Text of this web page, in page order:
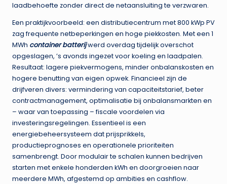
laadbehoefte zonder direct de netaansluiting te verzwaren.
Een praktijkvoorbeeld: een distributiecentrum met 800 kWp PV
zag frequente netbeperkingen en hoge piekkosten. Met een 1
MWh container batterijwerd overdag tijdelijk overschot
opgeslagen, ’s avonds ingezet voor koeling en laadpalen.
Resultaat: lagere piekvermogens, minder onbalanskosten en
hogere benutting van eigen opwek. Financieel zijn de
drijfveren divers: vermindering van capaciteitstarief, beter
contractmanagement, optimalisatie bij onbalansmarkten en
– waar van toepassing – fiscale voordelen via
investeringsregelingen. Essentieel is een
energiebeheersysteem dat prijsprikkels,
productieprognoses en operationele prioriteiten
samenbrengt. Door modulair te schalen kunnen bedrijven
starten met enkele honderden kWh en doorgroeien naar
meerdere MWh, afgestemd op ambities en cashflow.